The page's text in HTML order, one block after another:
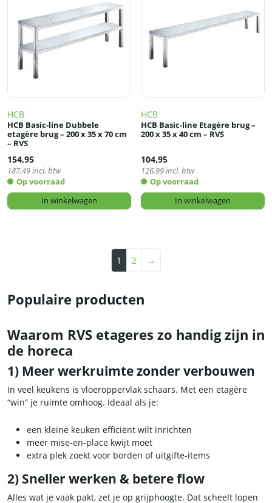
HCB
HCB Basic-line Dubbele
etagère brug – 200 x 35 x 70 cm
– RVS
154,95
187,49incl. btw
Op voorraad
In winkelwagen
HCB
HCB Basic-line Etagère brug –
200 x 35 x 40 cm – RVS
104,95
126,99incl. btw
Op voorraad
In winkelwagen
1 2 →
Populaire producten
Waarom RVS etageres zo handig zijn in
de horeca
1) Meer werkruimte zonder verbouwen
In veel keukens is vloeroppervlak schaars. Met een etagère
“win” je ruimte omhoog. Ideaal als je:
een kleine keuken efficiënt wilt inrichten
meer mise-en-place kwijt moet
extra plek zoekt voor borden of uitgifte-items
2) Sneller werken & betere flow
Alles wat je vaak pakt, zet je op grijphoogte. Dat scheelt lopen